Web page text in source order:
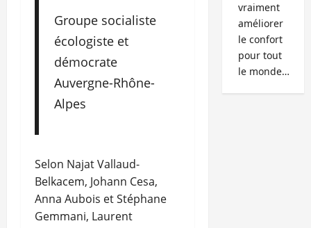
Groupe socialiste
écologiste et
démocrate
Auvergne-Rhône-
Alpes
Selon Najat Vallaud-
Belkacem, Johann Cesa,
Anna Aubois et Stéphane
Gemmani, Laurent
vraiment
améliorer
le confort
pour tout
le monde…